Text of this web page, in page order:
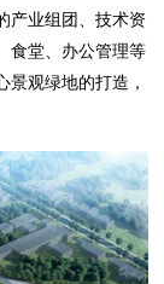
产业组团、技术资
食堂、办公管理等
观绿地的打造，